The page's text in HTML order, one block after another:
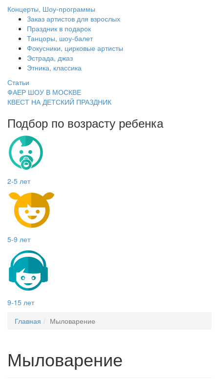
Концерты, Шоу-программы
Заказ артистов для взрослых
Праздник в подарок
Танцоры, шоу-балет
Фокусники, цирковые артисты
Эстрада, джаз
Этника, классика
Статьи
ФАЕР ШОУ В МОСКВЕ
КВЕСТ НА ДЕТСКИЙ ПРАЗДНИК
Подбор по возрасту ребенка
2-5 лет
5-9 лет
9-15 лет
Главная
Мыловарение
Мыловарение